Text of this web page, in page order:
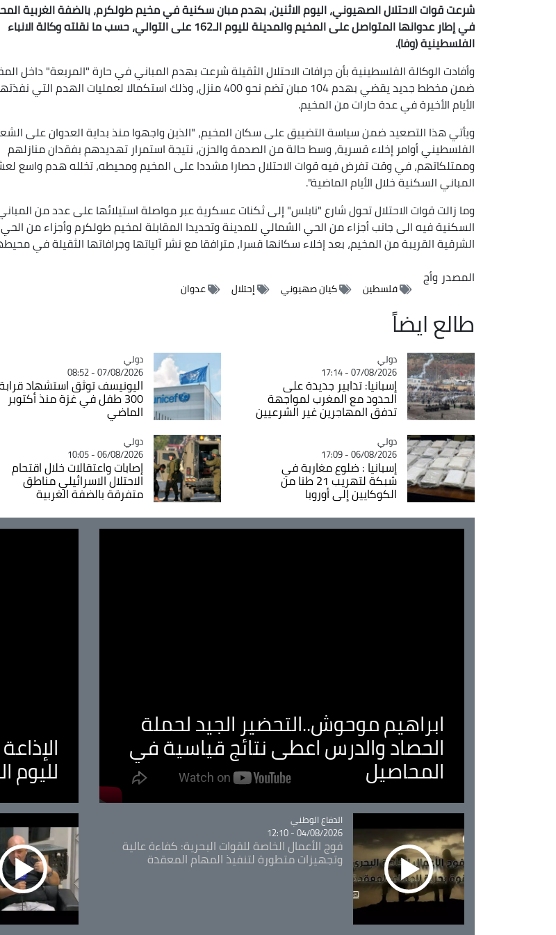
شرعت قوات الاحتلال الصهيوني، اليوم الاثنين، بهدم مبان سكنية في مخيم طولكرم، بالضفة الغربية
في إطار عدوانها المتواصل على المخيم والمدينة لليوم الـ162 على التوالي، حسب ما نقلته وكالة الانباء
الفلسطينية (وفا).
وأفادت الوكالة الفلسطينية بأن جرافات الاحتلال الثقيلة شرعت بهدم المباني في حارة "المربعة" داخل
ضمن مخطط جديد يقضي بهدم 104 مبان تضم نحو 400 منزل، وذلك استكمالا لعمليات الهدم التي
الأيام الأخيرة في عدة حارات من المخيم.
ويأتي هذا التصعيد ضمن سياسة التضييق على سكان المخيم، "الذين واجهوا منذ بداية العدوان على
الفلسطيني أوامر إخلاء قسرية، وسط حالة من الصدمة والحزن، نتيجة استمرار تهديدهم بفقدان منازلهم
وممتلكاتهم، في وقت تفرض فيه قوات الاحتلال حصارا مشددا على المخيم ومحيطه، تخلله هدم واسع
المباني السكنية خلال الأيام الماضية".
وما زالت قوات الاحتلال تحول شارع "نابلس" إلى ثكنات عسكرية عبر مواصلة استيلائها على عدد من
السكنية فيه الى جانب أجزاء من الحي الشمالي للمدينة وتحديدا المقابلة لمخيم طولكرم وأجزاء من الحي
الشرقية القريبة من المخيم، بعد إخلاء سكانها قسرا، مترافقا مع نشر آلياتها وجرافاتها الثقيلة في
المصدر وأج
فلسطين كيان صهيوني إحتلال عدوان
طالع ايضاً
Catégorie
دولي
07/08/2026 - 17:14
إسبانيا: تدابير جديدة على
الحدود مع المغرب لمواجهة
تدفق المهاجرين غير الشرعيين
Catégorie
دولي
07/08/2026 - 08:52
اليونيسف توثق استشهاد
300 طفل في غزة منذ أكتوبر
الماضي
Catégorie
دولي
06/08/2026 - 17:09
إسبانيا : ضلوع مغاربة في
شبكة لتهريب 21 طنا من
الكوكايين إلى أوروبا
Catégorie
دولي
06/08/2026 - 10:05
إصابات واعتقالات خلال اقتحام
الاحتلال الاسرائيلي مناطق
متفرقة بالضفة الغربية
ابراهيم موحوش..التحضير الجيد لحملة
الحصاد والدرس اعطى نتائج قياسية في
المحاصيل
Catégorie
الدفاع الوطني
04/08/2026 - 12:10
فوج الأعمال الخاصة للقوات البحرية: كفاءة عالية
وتجهيزات متطورة لتنفيذ المهام المعقدة